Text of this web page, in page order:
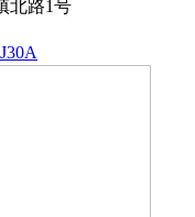
北路1号